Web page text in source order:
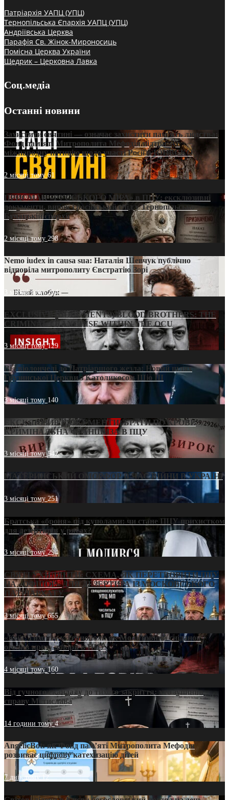
Патріархія УАПЦ (УПЦ)
Тернопільська Єпархія УАПЦ (УПЦ)
Андріївська Церква
Парафія Св. Жінок-Мироносиць
Помісна Церква України
Щедрик – Церковна Лавка
Соц.медіа
Останні новини
Захистити святині — означає захистити пам’ять людства:
Фонд пам’яті Митрополита Мефодія підтримує
міжнародну петицію щодо участі Росії в ЮНЕСКО
2 місяці тому61
ПРИСМАК «РУССЬКОГО МІРА» в ПЦУ: ексклюзивні
документи, вирок і російський слід у Тернопільсько-
Бучацькій єпархії
2 місяці тому 298
Nemo iudex in causa sua: Наталія Шевчук публічно
відповіла митрополиту Євстратію Зорі
3 місяці тому214
EXCLUSIVE (DOCUMENTS)/BLOOD BROTHERS: THE
CRIMINAL FRANCHISE WITHIN THE OCU
3 місяці тому129
Від віолончелі до Патріаршого жезла: Новий шлях
Грузинської Церкви з Католикосом Шіо III
3 місяці тому 140
ЕКСКЛЮЗИВ (ДОКУМЕНТИ)/БРАТИ ПО КРОВІ:
КРИМІНАЛЬНА ФРАНШИЗА В ПЦУ
3 місяці тому542
МАТЕРИНСЬКИЙ ОМОРФОР В ЧАС ВІЙНИ В УКРАЇНІ
3 місяці тому251
Братська «броня» під куполами: чи стане ПЦУ прихистком
для дезертирів у рясах?
3 місяці тому294
СВЯТІ УХИЛЯНТИ: СХЕМА, ЯК ПЕРЕТВОРИТИ ПЦУ
НА «ОФШОР» ДЛЯ ДЕЗЕРТИРА ІЗ МОСКОВСЬКОГО
ПАТРІАРХАТУ
3 місяці тому655
«Кейс Тихона» у Тернополі: як Молитовний сніданок
оголив кризу довіри в ПЦУ
4 місяці тому160
Від гучного скандалу до тихого закриття: хто зупинив
справу Мстислава
14 години тому4
AngelicBot: як Фонд пам’яті Митрополита Мефодія
розвиває цифрову катехизацію дітей
7 днів тому12